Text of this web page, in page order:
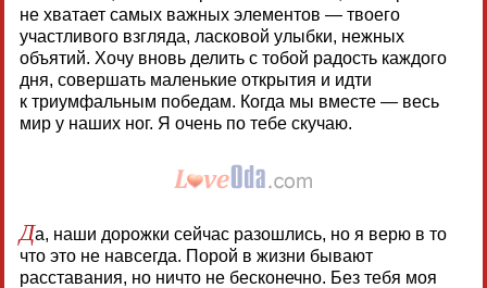
не хватает самых важных элементов — твоего
участливого взгляда, ласковой улыбки, нежных
объятий. Хочу вновь делить с тобой радость каждого
дня, совершать маленькие открытия и идти
к триумфальным победам. Когда мы вместе — весь
мир у наших ног. Я очень по тебе скучаю.
Да, наши дорожки сейчас разошлись, но я верю в то
что это не навсегда. Порой в жизни бывают
расставания, но ничто не бесконечно. Без тебя моя